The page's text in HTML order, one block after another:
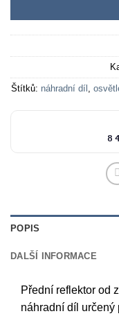
Štítků: náhradní díl ,
POPIS
DALŠÍ INFORMACE
Přední reflektor od
náhradní díl určený